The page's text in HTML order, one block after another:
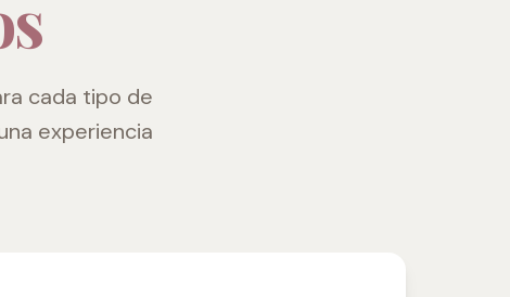
cada tipo de
experiencia